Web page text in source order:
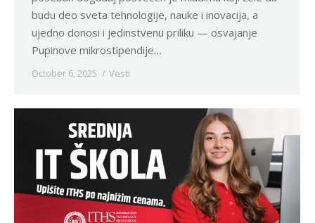
budu deo sveta tehnologije, nauke i inovacija, a
ujedno donosi i jedinstvenu priliku — osvajanje
Pupinove mikrostipendije…
October 6, 2025 Vesti